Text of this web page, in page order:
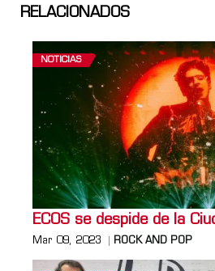
RELACIONADOS
NOTICIAS
ECOS se despide de la
Mar 09, 2023 ROCK AND POP